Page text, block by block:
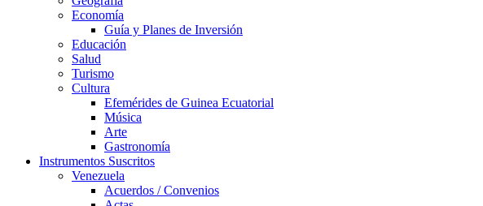
Economía
Guía y Planes de Inversión
Educación
Salud
Turismo
Cultura
Efemérides de Guinea Ecuatorial
Música
Arte
Gastronomía
Instrumentos Suscritos
Venezuela
Acuerdos / Convenios